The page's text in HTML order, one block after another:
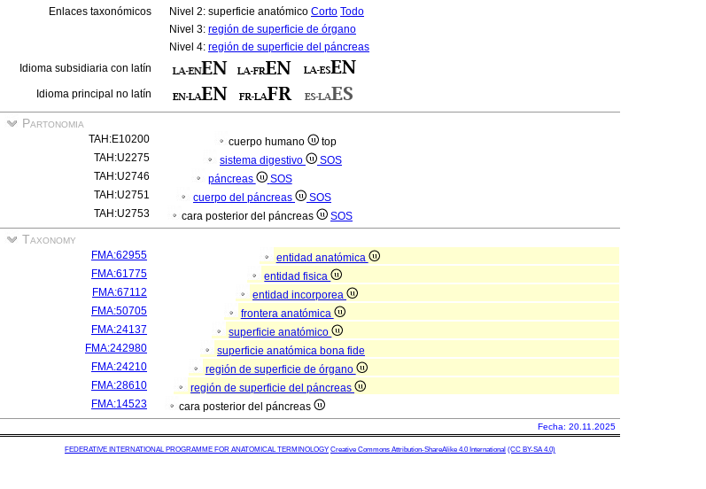
Enlaces taxonómicos
Nivel 2: superficie anatómico Corto Todo
Nivel 3: región de superficie de órgano
Nivel 4: región de superficie del páncreas
Idioma subsidiaria con latín
Idioma principal no latín
Partonomia
TAH:E10200 cuerpo humano
top
TAH:U2275
sistema digestivo
SOS
TAH:U2746
páncreas
SOS
TAH:U2751
cuerpo del páncreas
SOS
TAH:U2753
cara posterior del páncreas SOS
Taxonomy
FMA:62955
entidad anatómica
FMA:61775
entidad fisica
FMA:67112
entidad incorporea
FMA:50705
frontera anatómica
FMA:24137
superficie anatómico
FMA:242980
superficie anatómica bona fide
FMA:24210
región de superficie de órgano
FMA:28610
región de superficie del páncreas
FMA:14523
cara posterior del páncreas
Fecha: 20.11.2025
FEDERATIVE INTERNATIONAL PROGRAMME FOR ANATOMICAL TERMINOLOGY Creative Commons Attribution-ShareAlike 4.0 International (CC BY-SA 4.0)